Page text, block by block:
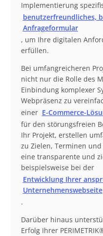
Implementierung
benutzerfreundliches,
Anfrageformular
, um Ihre digitalen
erfüllen.
Bei umfangreicheren
nicht nur die Rolle des
Einbindung komplexer
Webpräsenz zu
einer E-Commerce-
für den störungsfreien
Ihr Projekt, erstellen
zu Zielen, Terminen
eine transparente und
beispielsweise bei der
Entwicklung Ihrer
Unternehmenswebseite
.
Darüber hinaus
Erfolg Ihrer